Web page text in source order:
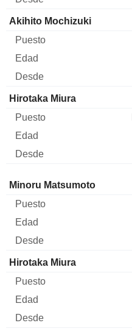
Akihito Mochizuki
Hirotaka Miura
Administrador Puesto
Minoru Matsumoto
Hirotaka Miura